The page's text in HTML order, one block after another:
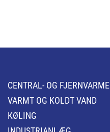
CENTRAL- OG FJERNVARME
VARMT OG KOLDT VAND
KØLING